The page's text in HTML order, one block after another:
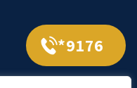
9176*